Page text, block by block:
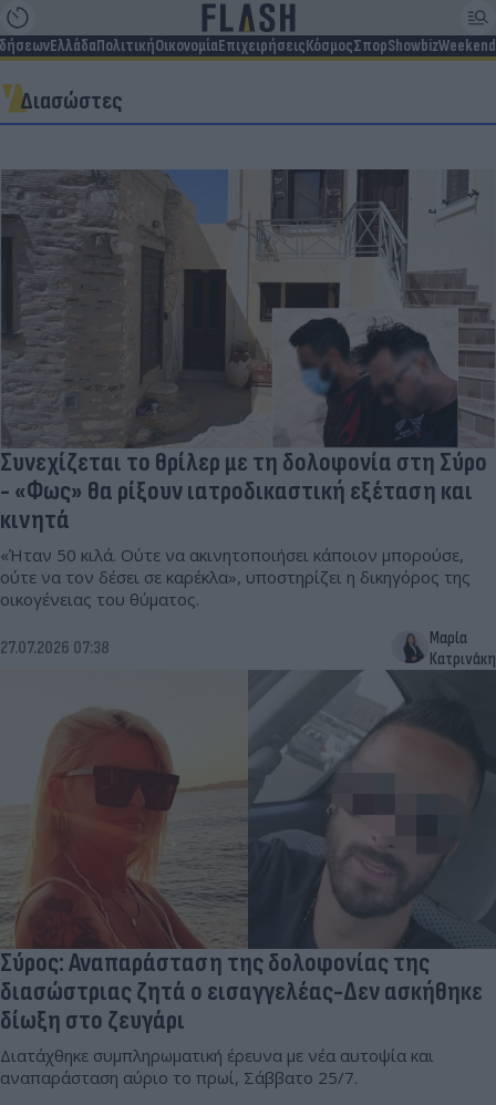
ΕλλάδαΠολιτικήΟικονομίαΕπιχειρήσειςΚόσμοςΣπορShowbizWeekend
Διασώστες
Συνεχίζεται το θρίλερ με τη δολοφονία στη Σύρο
- «Φως» θα ρίξουν ιατροδικαστική εξέταση και
κινητά
«Ήταν 50 κιλά. Ούτε να ακινητοποιήσει κάποιον μπορούσε,
ούτε να τον δέσει σε καρέκλα», υποστηρίζει η δικηγόρος της
οικογένειας του θύματος.
27.07.2026 07:38
Μαρία
Κατρινάκη
Σύρος: Αναπαράσταση της δολοφονίας της
διασώστριας ζητά ο εισαγγελέας-Δεν ασκήθηκε
δίωξη στο ζευγάρι
Διατάχθηκε συμπληρωματική έρευνα με νέα αυτοψία και
αναπαράσταση αύριο το πρωί, Σάββατο 25/7.